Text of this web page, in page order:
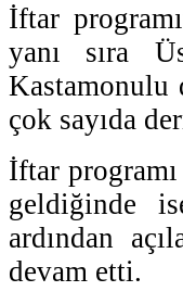
İftar
yanı sıra
Kastamonulu
çok sayıda
İftar
geldiğinde
ardından
devam etti.